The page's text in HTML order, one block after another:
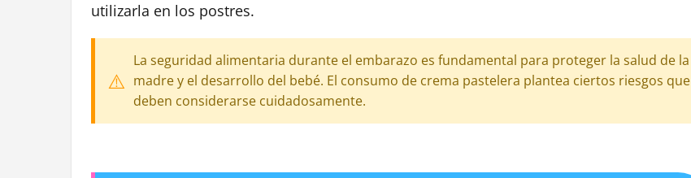
utilizarla en los postres.
La seguridad alimentaria durante el embarazo es fundamental para proteger la salud de la
madre y el desarrollo del bebé. El consumo de crema pastelera plantea ciertos riesgos que
deben considerarse cuidadosamente.